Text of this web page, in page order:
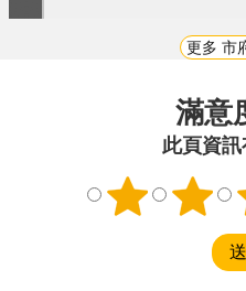
更多 市
滿意
此頁資